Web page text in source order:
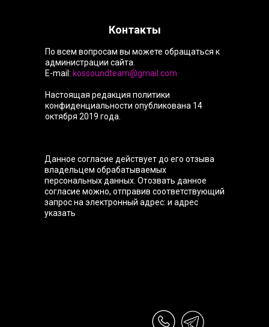
Данное согласие действует до его отзыва
владельцем обрабатываемых
персональных данных. Отозвать данное
согласие можно, отправив соответствующий
запрос на электронный адрес: и адрес
указать
Контакты
По всем вопросам вы можете обращаться к
администрации сайта.
E-mail: kossoundteam@gmail.com
Настоящая редакция политики
конфиденциальности опубликована 14
октября 2019 года.